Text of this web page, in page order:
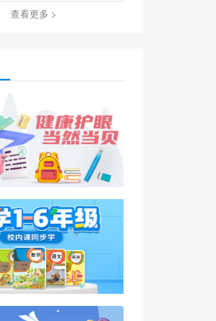
查看更多 >